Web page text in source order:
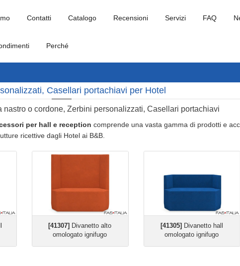
Contatti Catalogo Recensioni Servizi FAQ
Perché
Casellari portachiavi per Hotel
nastro o cordone, Zerbini personalizzati, Casellari portachiavi
per hall e reception comprende una vasta gamma di prodotti e
ricettive dagli Hotel ai B&B.
[41307] Divanetto alto
omologato ignifugo
[41305] Divanetto hall
omologato ignifugo